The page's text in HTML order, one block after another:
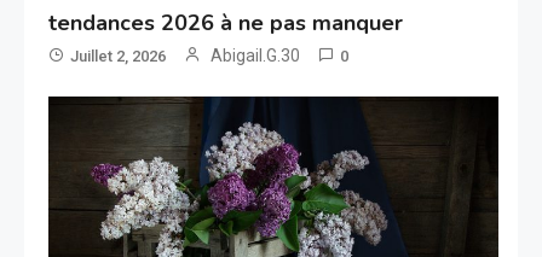
tendances 2026 à ne pas manquer
Juillet 2, 2026 Abigail.G.30 0